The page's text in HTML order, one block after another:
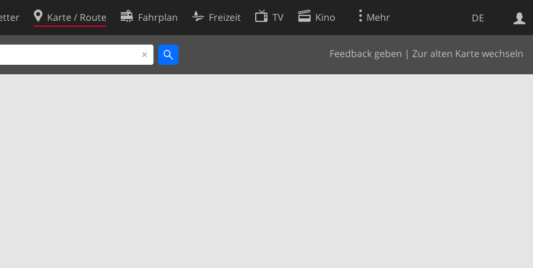
DE
Karte / Route Fahrplan Freizeit TV Kino Mehr
Feedback geben | Zur alten Karte wechseln
Websuche
Cookie-Richtlinie
Cookie-Einstellungen